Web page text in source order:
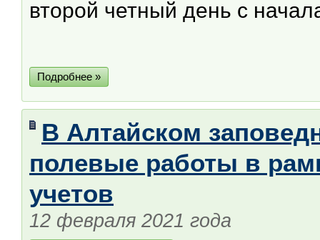
второй четный день с
Подробнее »
В Алтайском
полевые работы в
учетов
12 февраля 2021 года